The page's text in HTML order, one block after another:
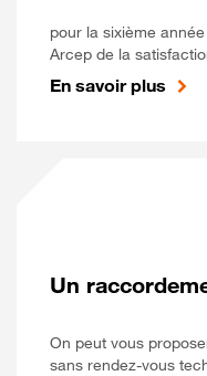
pour la sixième
Arcep de la
En savoir plus
Un
On peut vous
sans rendez-vous